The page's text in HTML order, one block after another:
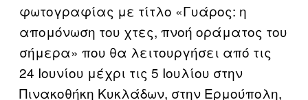
φωτογραφίας με τίτλο «Γυάρος: η
απομόνωση του χτες, πνοή οράματος του
σήμερα» που θα λειτουργήσει από τις
24 Ιουνίου μέχρι τις 5 Ιουλίου στην
Πινακοθήκη Κυκλάδων, στην Ερμούπολη,